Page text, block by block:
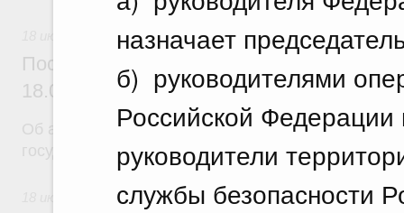
назначает
б) руководителями
Российской
руководители
службы безопасности
Постановление Правительства
18.07.2026 г. № 904
Об авансировании
государственных контрактов